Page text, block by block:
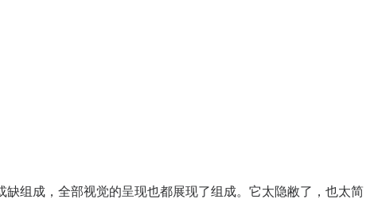
组成，全部视觉的呈现也都展现了组成。它太隐敝了，也太简